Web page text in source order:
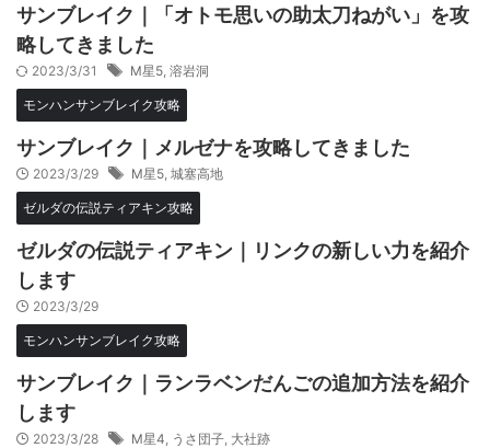
サンブレイク｜「オトモ思いの助太刀ねがい」を攻
略してきました
2023/3/31 M星5 溶岩洞
モンハンサンブレイク攻略
サンブレイク｜メルゼナを攻略してきました
2023/3/29 M星5 城塞高地
ゼルダの伝説ティアキン攻略
ゼルダの伝説ティアキン｜リンクの新しい力を紹介
します
2023/3/29
モンハンサンブレイク攻略
サンブレイク｜ランラベンだんごの追加方法を紹介
します
2023/3/28 M星4 うさ団子 大社跡